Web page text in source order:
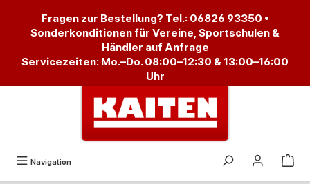
Fragen zur Bestellung? Tel.: 06826 93350 •
Sonderkonditionen für Vereine, Sportschulen &
Händler auf Anfrage
Servicezeiten: Mo.–Do. 08:00–12:30 & 13:00–16:00
Uhr
Navigation